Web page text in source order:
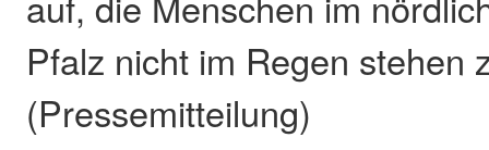
Pfalz nicht im Regen stehen
(Pressemitteilung)